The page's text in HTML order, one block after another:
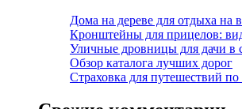
Дома на дереве для отдыха на
Кронштейны для прицелов:
Уличные дровницы для дачи в
Обзор каталога лучших дорог
Страховка для путешествий